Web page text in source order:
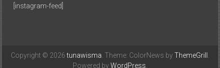
[instagram-feed]
Copyright © 2026tunawisma . Theme: ColorNews byThemeGrill
Powered byWordPress